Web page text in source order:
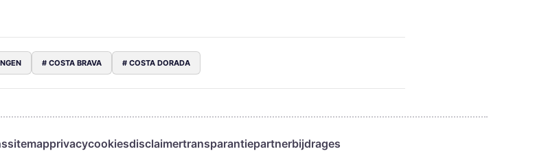
# COSTA BRAVA # COSTA DORADA
sitemapprivacycookiesdisclaimertransparantiepartnerbijdrages